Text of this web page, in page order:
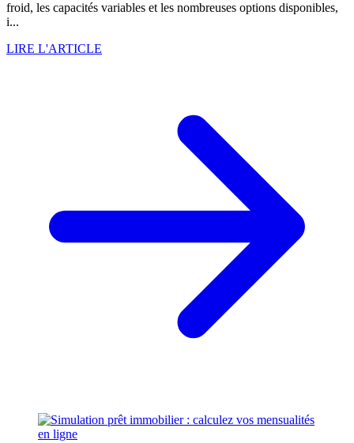
froid, les capacités variables et les nombreuses options disponibles,
i...
LIRE L'ARTICLE